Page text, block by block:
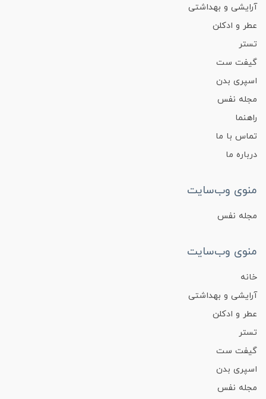
آرایشی و بهداشتی
عطر و ادکلن
تستر
گیفت ست
اسپری بدن
مجله نفس
راهنما
تماس با ما
درباره ما
منوی وب‌سایت
مجله نفس
منوی وب‌سایت
خانه
آرایشی و بهداشتی
عطر و ادکلن
تستر
گیفت ست
اسپری بدن
مجله نفس